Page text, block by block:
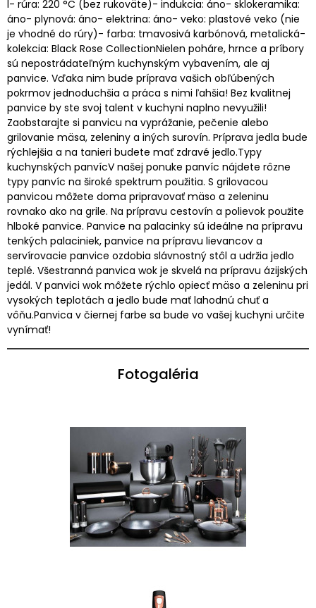
l- rúra: 220 °C (bez rukoväte)- indukcia: áno- sklokeramika:
áno- plynová: áno- elektrina: áno- veko: plastové veko (nie
je vhodné do rúry)- farba: tmavosivá karbónová, metalická-
kolekcia: Black Rose CollectionNielen poháre, hrnce a príbory
sú nepostrádateľným kuchynským vybavením, ale aj
panvice. Vďaka nim bude príprava vašich obľúbených
pokrmov jednoduchšia a práca s nimi ľahšia! Bez kvalitnej
panvice by ste svoj talent v kuchyni naplno nevyužili!
Zaobstarajte si panvicu na vyprážanie, pečenie alebo
grilovanie mäsa, zeleniny a iných surovín. Príprava jedla bude
rýchlejšia a na tanieri budete mať zdravé jedlo.Typy
kuchynských panvícV našej ponuke panvíc nájdete rôzne
typy panvíc na široké spektrum použitia. S grilovacou
panvicou môžete doma pripravovať mäso a zeleninu
rovnako ako na grile. Na prípravu cestovín a polievok použite
hlboké panvice. Panvice na palacinky sú ideálne na prípravu
tenkých palaciniek, panvice na prípravu lievancov a
servírovacie panvice ozdobia slávnostný stôl a udržia jedlo
teplé. Všestranná panvica wok je skvelá na prípravu ázijských
jedál. V panvici wok môžete rýchlo opiecť mäso a zeleninu pri
vysokých teplotách a jedlo bude mať lahodnú chuť a
vôňu.Panvica v čiernej farbe sa bude vo vašej kuchyni určite
vynímať!
Fotogaléria